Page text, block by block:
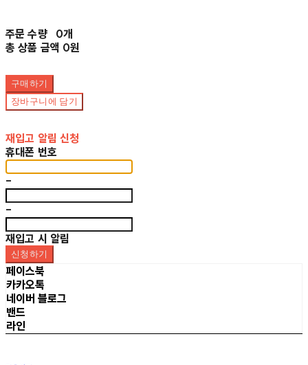
주문 수량
0개
총 상품 금액 0원
구매하기
장바구니에 담기
재입고 알림 신청
휴대폰 번호
-
-
재입고 시 알림
신청하기
페이스북
카카오톡
네이버 블로그
밴드
라인